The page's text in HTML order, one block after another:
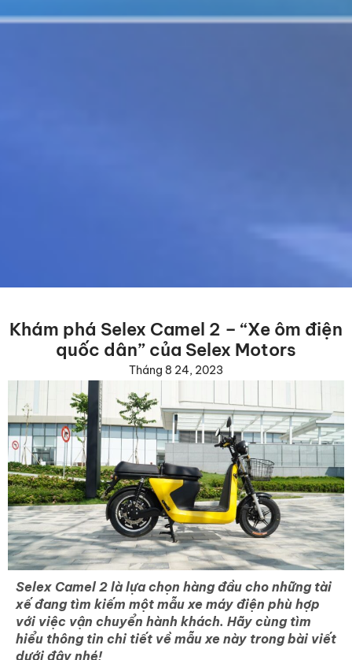
Khám phá Selex Camel 2 – “Xe ôm điện
quốc dân” của Selex Motors
Tháng 8 24, 2023
Selex Camel 2 là lựa chọn hàng đầu cho những tài
xế đang tìm kiếm một mẫu xe máy điện phù hợp
với việc vận chuyển hành khách. Hãy cùng tìm
hiểu thông tin chi tiết về mẫu xe này trong bài viết
dưới đây nhé!